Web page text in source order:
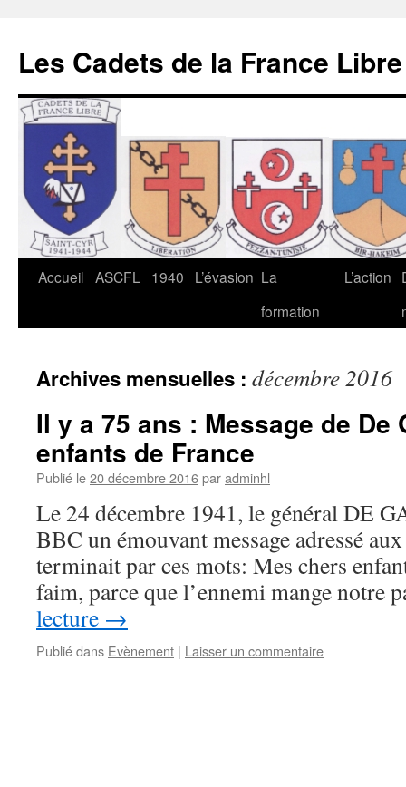
Les Cadets de la France Libre
Aller
Accueil ASCFL 1940 L’évasion La
formation
L’action
Archives mensuelles : décembre 2016
Il y a 75 ans : Message de De
enfants de France
Publié le20 décembre 2016paradminhl
Le 24 décembre 1941, le général DE
BBC un émouvant message adressé
terminait par ces mots: Mes chers
faim, parce que l’ennemi mange
lecture →
Publié dans Evènement | Laisser un commentaire